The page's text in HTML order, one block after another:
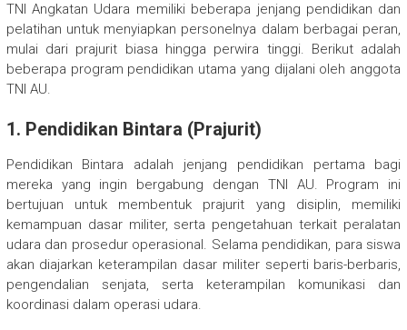
TNI Angkatan Udara memiliki beberapa jenjang pendidikan dan
pelatihan untuk menyiapkan personelnya dalam berbagai peran,
mulai dari prajurit biasa hingga perwira tinggi. Berikut adalah
beberapa program pendidikan utama yang dijalani oleh anggota
TNI AU.
1. Pendidikan Bintara (Prajurit)
Pendidikan Bintara adalah jenjang pendidikan pertama bagi
mereka yang ingin bergabung dengan TNI AU. Program ini
bertujuan untuk membentuk prajurit yang disiplin, memiliki
kemampuan dasar militer, serta pengetahuan terkait peralatan
udara dan prosedur operasional. Selama pendidikan, para siswa
akan diajarkan keterampilan dasar militer seperti baris-berbaris,
pengendalian senjata, serta keterampilan komunikasi dan
koordinasi dalam operasi udara.